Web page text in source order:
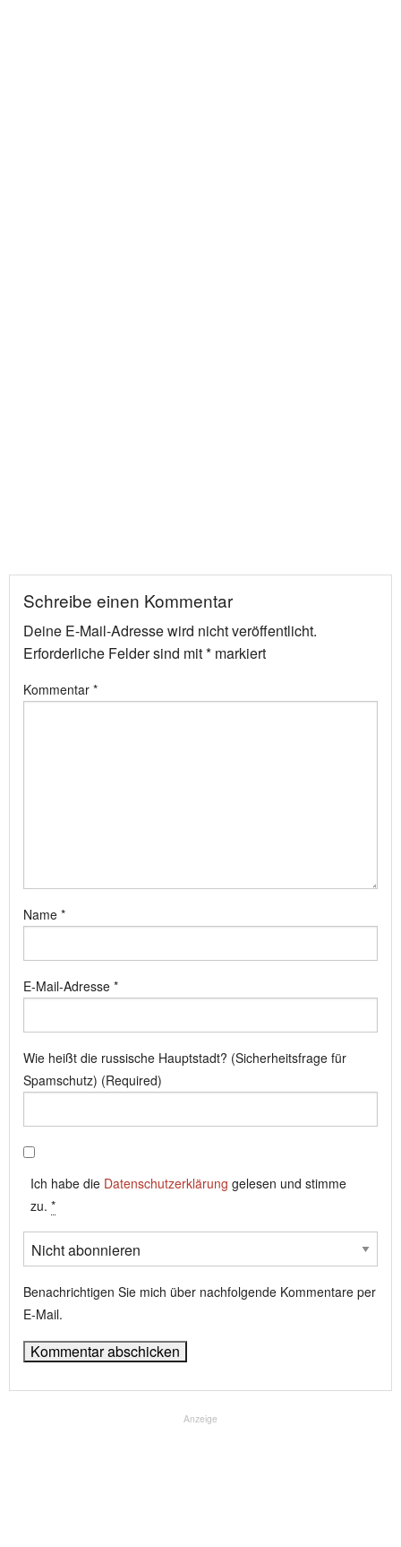
Schreibe einen Kommentar
Deine E-Mail-Adresse wird nicht veröffentlicht.
Erforderliche Felder sind mit* markiert
Kommentar *
Name *
E-Mail-Adresse *
Wie heißt die russische Hauptstadt? (Sicherheitsfrage für
Spamschutz) (Required)
Ich habe die Datenschutzerklärung gelesen und stimme
zu. *
Benachrichtigen Sie mich über nachfolgende Kommentare per
E-Mail.
Anzeige